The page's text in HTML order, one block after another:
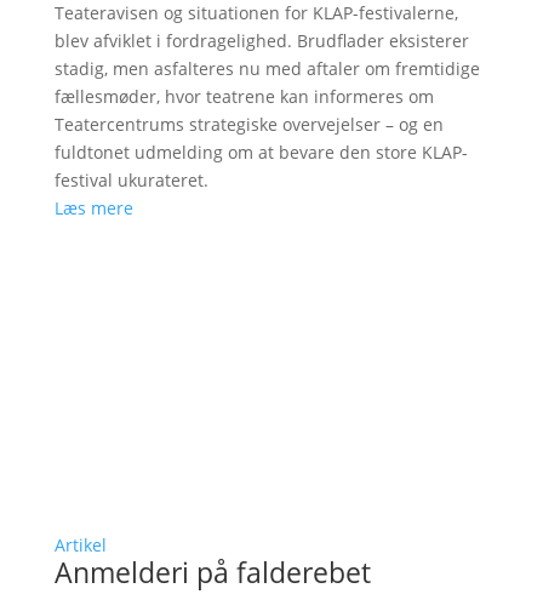
Teateravisen og situationen for KLAP-festivalerne,
blev afviklet i fordragelighed. Brudflader eksisterer
stadig, men asfalteres nu med aftaler om fremtidige
fællesmøder, hvor teatrene kan informeres om
Teatercentrums strategiske overvejelser – og en
fuldtonet udmelding om at bevare den store KLAP-
festival ukurateret.
Læs mere
Artikel
Anmelderi på falderebet